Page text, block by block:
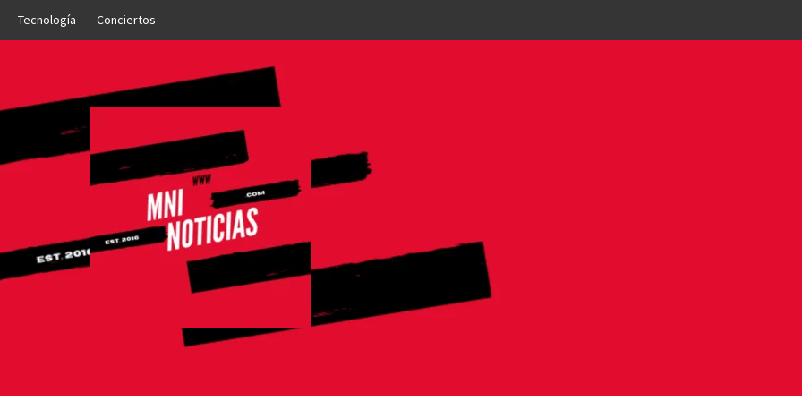
Tecnología Conciertos